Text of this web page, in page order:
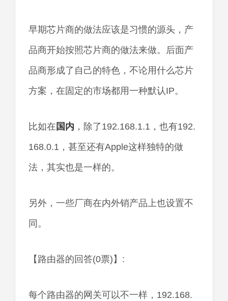
早期芯片商的做法应该是习惯的源头，产
品商开始按照芯片商的做法来做。后面产
品商形成了自己的特色，不论用什么芯片
方案，在固定的市场都用一种默认IP。
比如在 国内 ，除了192.168.1.1，也有192.
168.0.1，甚至还有Apple这样独特的做
法，其实也是一样的。
另外，一些厂商在内外销产品上也设置不
同。
【路由器的回答(0票)】:
每个路由器的网关可以不一样，192.168.